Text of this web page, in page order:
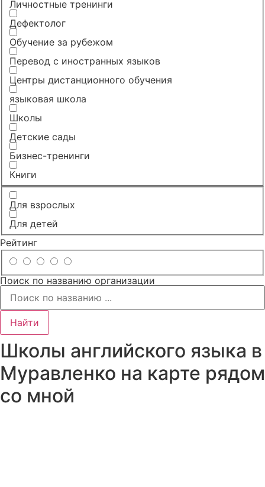
Личностные тренинги
Дефектолог
Обучение за рубежом
Перевод с иностранных языков
Центры дистанционного обучения
языковая школа
Школы
Детские сады
Бизнес-тренинги
Книги
Для взрослых
Для детей
Рейтинг
Поиск по названию организации
Найти
Школы английского языка в
Муравленко на карте рядом
со мной